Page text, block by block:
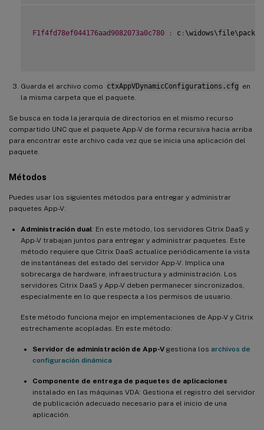
F1f4fd78ef044176aad9082073a0c780 : c :
Guarda el archivo como ctxAppVDynamicConfigurations.cfg en
la misma carpeta que el paquete.
Se busca en toda la jerarquía de directorios en el mismo recurso
compartido UNC que el paquete App-V de forma recursiva hacia arriba
para encontrar este archivo cada vez que se inicia una aplicación del
paquete.
Métodos
Puedes usar los siguientes métodos para entregar y administrar
paquetes App-V:
Administración dual: En este método, los servidores Citrix DaaS y
App-V trabajan juntos para entregar y administrar paquetes. Este
método requiere que Citrix DaaS actualice periódicamente la vista
de instantáneas del estado del servidor App-V. Implica una
sobrecarga de hardware, infraestructura y administración. Los
servidores Citrix DaaS y App-V deben permanecer sincronizados,
especialmente en lo que respecta a los permisos de usuario.
Este método funciona mejor en implementaciones de App-V y Citrix
estrechamente acopladas. En este método:
Servidor de administración de App-V gestiona los archivos de
configuración dinámica
Componente de entrega de paquetes de aplicaciones
instalado en las máquinas VDA: Gestiona el registro del servidor
de publicación adecuado necesario para el inicio de una
aplicación.